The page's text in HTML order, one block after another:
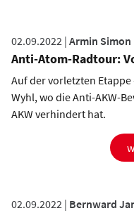
02.09.2022 | Armin Simon
Anti-Atom-Radtour:
Auf der vorletzten
Wyhl, wo die Anti-AKW-
AKW verhindert hat.
02.09.2022 | Bernward